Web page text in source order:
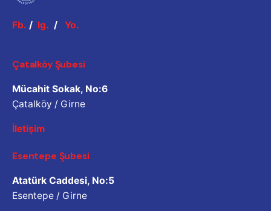
Fb. / Ig. / Yo.
Çatalköy Şubesi
Mücahit Sokak, No:6
Çatalköy / Girne
İletişim
Esentepe Şubesi
Atatürk Caddesi, No:5
Esentepe / Girne